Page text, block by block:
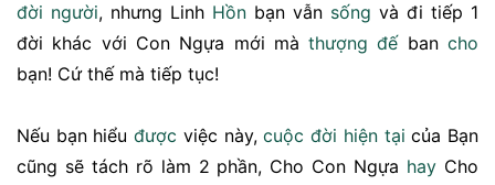
đời người, nhưng Linh Hồn bạn vẫn sống và đi tiếp 1
đời khác với Con Ngựa mới màthượng đếbancho
bạn! Cứ thế mà tiếp tục!
Nếu bạn hiểuđược việc này,cuộc đời hiện tại của Bạn
cũng sẽ tách rõ làm 2 phần, Cho Con Ngựa hay Cho